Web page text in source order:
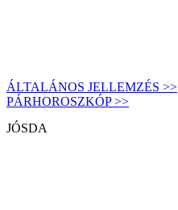
ÁLTALÁNOS JELLEMZÉS >>
PÁRHOROSZKÓP >>
JÓSDA